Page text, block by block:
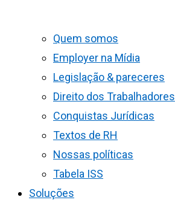
Quem somos
Employer na Mídia
Legislação & pareceres
Direito dos Trabalhadores
Conquistas Jurídicas
Textos de RH
Nossas políticas
Tabela ISS
Soluções